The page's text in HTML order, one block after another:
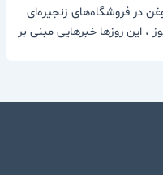
در فروشگاه‌های زنجیره‌ای
این روزها خبرهایی مبنی بر